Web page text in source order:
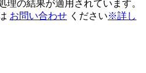
理の結果が適用されています。
お問い合わせ ください※詳し